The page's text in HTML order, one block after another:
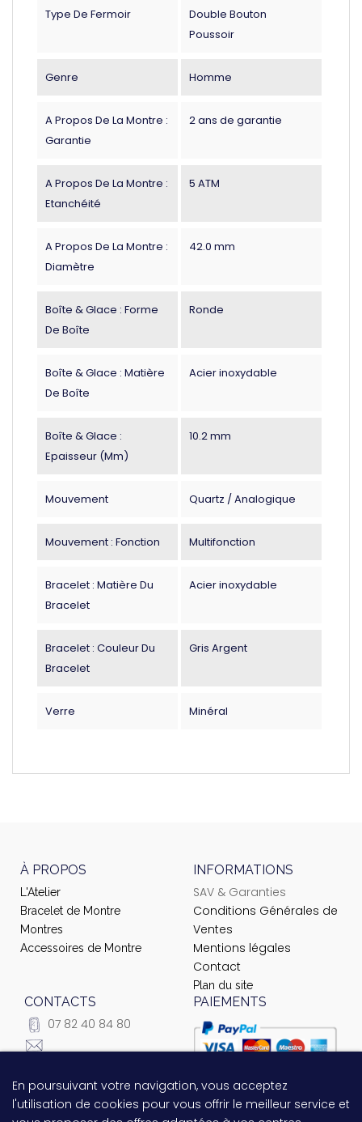
Type De Fermoir
Double Bouton
Poussoir
Genre Homme
A Propos De La Montre :
Garantie
2 ans de garantie
A Propos De La Montre :
Etanchéité
5 ATM
A Propos De La Montre :
Diamètre
42.0 mm
Boîte & Glace : Forme
De Boîte
Ronde
Boîte & Glace : Matière
De Boîte
Acier inoxydable
Boîte & Glace :
Epaisseur (mm)
10.2 mm
Mouvement Quartz / Analogique
Mouvement : Fonction Multifonction
Bracelet : Matière Du
Bracelet
Acier inoxydable
Bracelet : Couleur Du
Bracelet
Gris Argent
Verre Minéral
À PROPOS
L'Atelier
Bracelet de Montre
Montres
Accessoires de Montre
INFORMATIONS
SAV & Garanties
Conditions Générales de
Ventes
Mentions légales
Contact
Plan du site
CONTACTS
07 82 40 84 80
104 Rue du Temple -
75003 Paris
PAIEMENTS
Questions relatives au
En poursuivant votre navigation, vous acceptez
l'utilisation de cookies pour vous offrir le meilleur service et